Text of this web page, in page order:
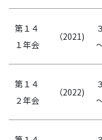
第１４
１年会
（2021)
第１４
２年会
（2022)